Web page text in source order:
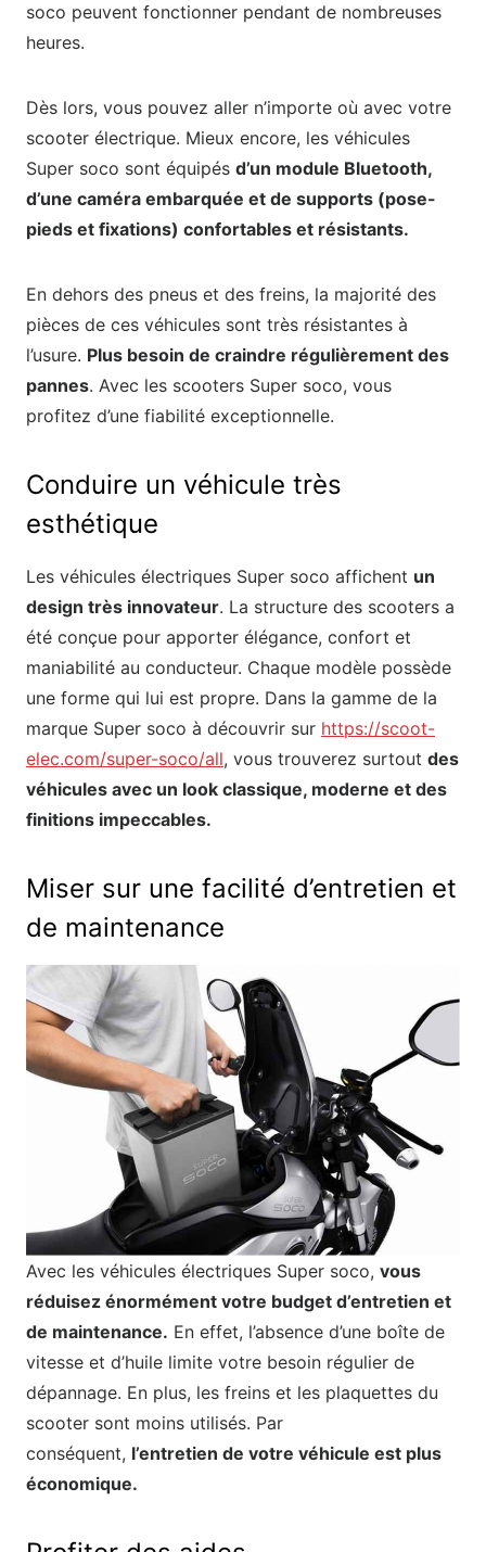
soco peuvent fonctionner pendant de nombreuses
heures.
Dès lors, vous pouvez aller n’importe où avec votre
scooter électrique. Mieux encore, les véhicules
Super soco sont équipés d’un module Bluetooth,
d’une caméra embarquée et de supports (pose-
pieds et fixations) confortables et résistants.
En dehors des pneus et des freins, la majorité des
pièces de ces véhicules sont très résistantes à
l’usure. Plus besoin de craindre régulièrement des
pannes. Avec les scooters Super soco, vous
profitez d’une fiabilité exceptionnelle.
Conduire un véhicule très
esthétique
Les véhicules électriques Super soco affichent un
design très innovateur. La structure des scooters a
été conçue pour apporter élégance, confort et
maniabilité au conducteur. Chaque modèle possède
une forme qui lui est propre. Dans la gamme de la
marque Super soco à découvrir sur https://scoot-
elec.com/super-soco/all, vous trouverez surtout des
véhicules avec un look classique, moderne et des
finitions impeccables.
Miser sur une facilité d’entretien et
de maintenance
Avec les véhicules électriques Super soco, vous
réduisez énormément votre budget d’entretien et
de maintenance. En effet, l’absence d’une boîte de
vitesse et d’huile limite votre besoin régulier de
dépannage. En plus, les freins et les plaquettes du
scooter sont moins utilisés. Par
conséquent, l’entretien de votre véhicule est plus
économique.